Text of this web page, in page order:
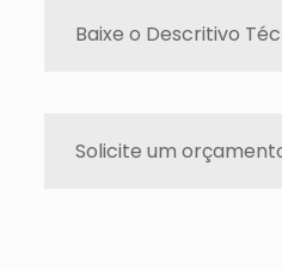
Baixe o Descritivo
Solicite um